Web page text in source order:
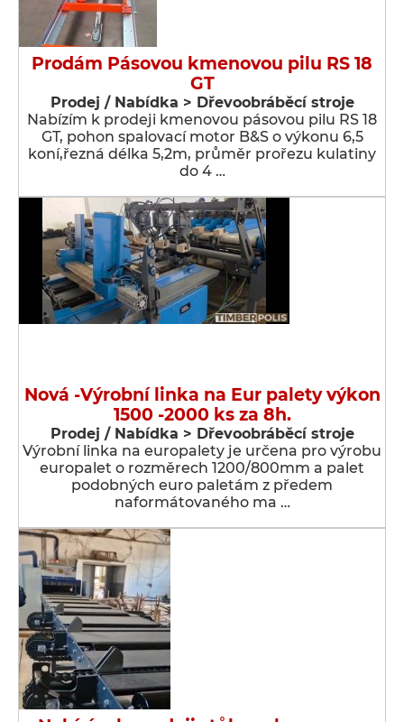
Prodám Pásovou kmenovou pilu RS 18
GT
Prodej / Nabídka > Dřevoobráběcí stroje
Nabízím k prodeji kmenovou pásovou pilu RS 18
GT, pohon spalovací motor B&S o výkonu 6,5
koní,řezná délka 5,2m, průměr prořezu kulatiny
do 4 …
Nová -Výrobní linka na Eur palety výkon
1500 -2000 ks za 8h.
Prodej / Nabídka > Dřevoobráběcí stroje
Výrobní linka na europalety je určena pro výrobu
europalet o rozměrech 1200/800mm a palet
podobných euro paletám z předem
naformátovaného ma …